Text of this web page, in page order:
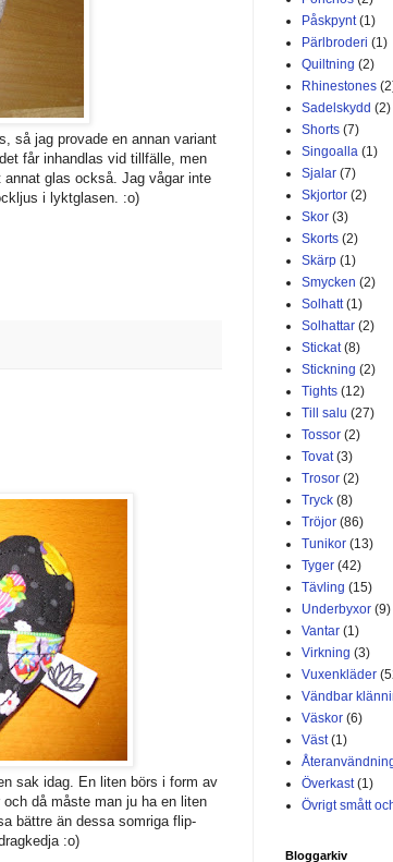
så jag provade en annan variant
får inhandlas vid tillfälle, men
glas också. Jag vågar inte
i lyktglasen. :o)
sak idag. En liten börs i form av
då måste man ju ha en liten
bättre än dessa somriga flip-
:o)
Påskpynt (1)
Pärlbroderi (1)
Quiltning (2)
Rhinestones
Sadelskydd (2)
Shorts (7)
Singoalla (1)
Sjalar (7)
Skjortor (2)
Skor (3)
Skorts (2)
Skärp (1)
Smycken (2)
Solhatt (1)
Solhattar (2)
Stickat (8)
Stickning (2)
Tights (12)
Till salu (27)
Tossor (2)
Tovat (3)
Trosor (2)
Tryck (8)
Tröjor (86)
Tunikor (13)
Tyger (42)
Tävling (15)
Underbyxor (9)
Vantar (1)
Virkning (3)
Vuxenkläder
Vändbar
Väskor (6)
Väst (1)
Överkast (1)
Övrigt smått
Bloggarkiv